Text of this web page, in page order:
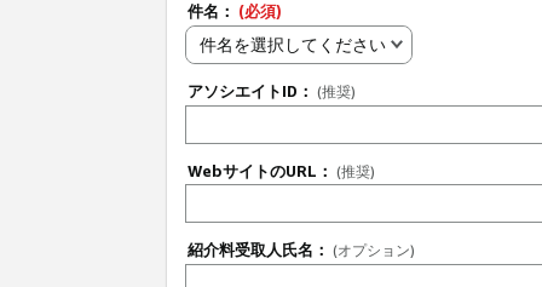
件名： (必須)
件名を選択してください
アソシエイトID： (推奨)
WebサイトのURL： (推奨)
紹介料受取人氏名： (オプション)